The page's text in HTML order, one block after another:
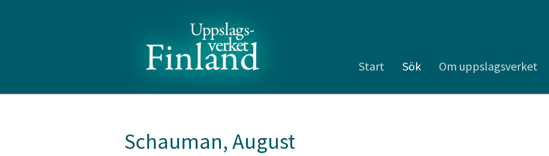
Start Sök Om uppslagsverket
Schauman, August